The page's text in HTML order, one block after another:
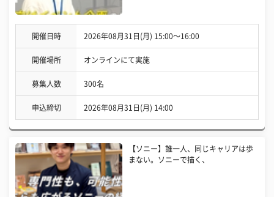
開催日時 2026年08月31日(月) 15:00〜16:00
開催場所 オンラインにて実施
募集人数 300名
申込締切 2026年08月31日(月) 14:00
【ソニー】誰一人、同じキャリアは歩
まない。ソニーで描く、